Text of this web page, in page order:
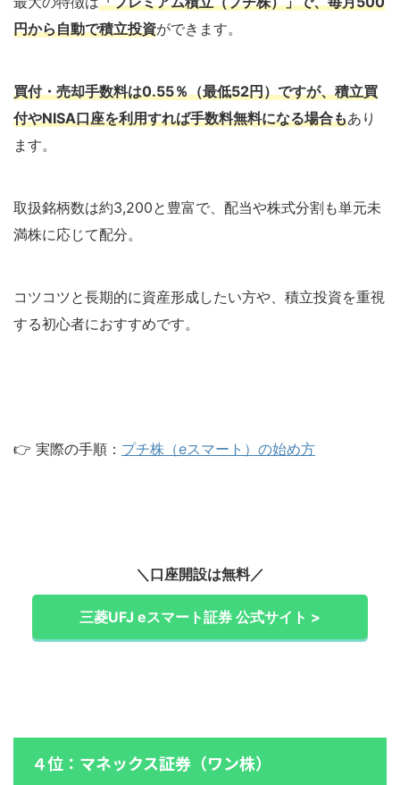
円から自動で積立投資ができます。
買付・売却手数料は0.55％（最低52円）ですが、積立買
付やNISA口座を利用すれば手数料無料になる場合もあり
ます。
取扱銘柄数は約3,200と豊富で、配当や株式分割も単元未
満株に応じて配分。
コツコツと長期的に資産形成したい方や、積立投資を重視
する初心者におすすめです。
👉 実際の手順： プチ株（eスマート）の始め方
＼口座開設は無料／
三菱UFJ eスマート証券 公式サイト >
４位：マネックス証券（ワン株）